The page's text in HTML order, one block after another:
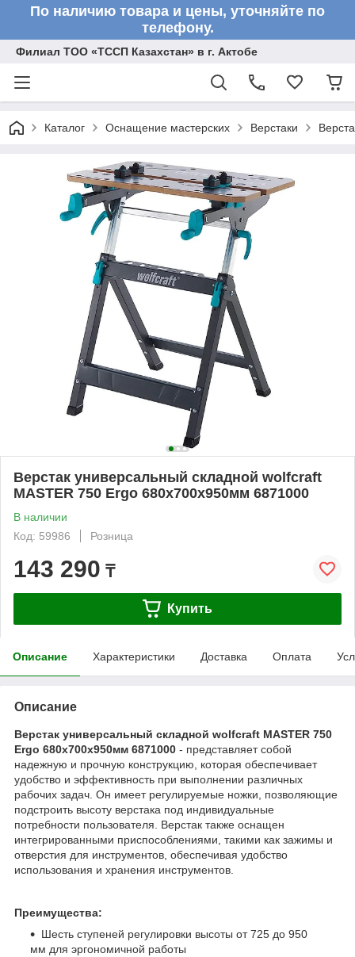
По наличию товара и цены, уточняйте по
телефону.
Филиал ТОО «ТССП Казахстан» в г. Актобе
Каталог Оснащение мастерских Верстаки
Верстак универсальный складной wolfcraft
MASTER 750 Ergo 680x700x950мм 6871000
В наличии
Код: 59986
Розница
143 290 ₸
Купить
Описание Характеристики Доставка Оплата
Описание
Верстак универсальный складной wolfcraft MASTER 750
Ergo 680x700x950мм 6871000 - представляет собой
надежную и прочную конструкцию, которая обеспечивает
удобство и эффективность при выполнении различных
рабочих задач. Он имеет регулируемые ножки, позволяющие
подстроить высоту верстака под индивидуальные
потребности пользователя. Верстак также оснащен
интегрированными приспособлениями, такими как зажимы и
отверстия для инструментов, обеспечивая удобство
использования и хранения инструментов.
Преимущества:
Шесть ступеней регулировки высоты от 725 до 950
мм для эргономичной работы